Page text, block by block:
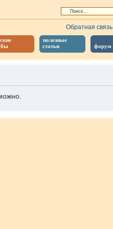
полезные
статьи
форум
Обратная связь